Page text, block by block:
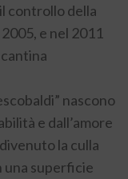
controllo della
e nel 2011
nascono
e dall’amore
la culla
una superficie